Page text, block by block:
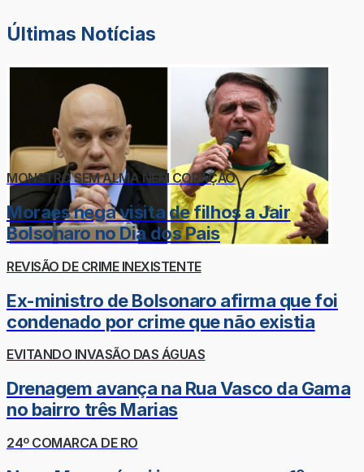
Últimas Notícias
MONSTRO SEM ALMA NEM CORAÇÃO
Moraes nega visita de filhos a Jair
Bolsonaro no Dia dos Pais
REVISÃO DE CRIME INEXISTENTE
Ex-ministro de Bolsonaro afirma que foi
condenado por crime que não existia
EVITANDO INVASÃO DAS ÁGUAS
Drenagem avança na Rua Vasco da Gama
no bairro três Marias
24º COMARCA DE RO